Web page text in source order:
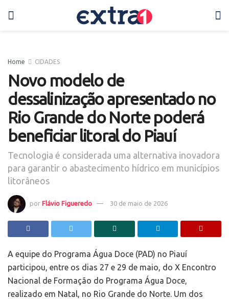
Home CIDADES
Novo modelo de
dessalinização apresentado no
Rio Grande do Norte poderá
beneficiar litoral do Piauí
Tecnologia é considerada uma alternativa inovadora
para garantir o abastecimento hídrico em municípios
litorâneos
por Flávio Figueredo 30 de maio de 2026
A equipe do Programa Água Doce (PAD) no Piauí
participou, entre os dias 27 e 29 de maio, do X Encontro
Nacional de Formação do Programa Água Doce,
realizado em Natal, no Rio Grande do Norte. Um dos